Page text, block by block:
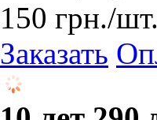
150 грн./шт.
Заказать